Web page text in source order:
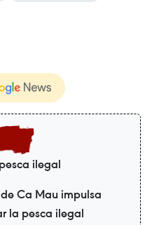
ilegal
Ca Mau impulsa
la pesca ilegal